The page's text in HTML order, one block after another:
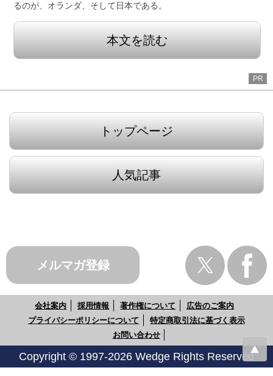
るのが、オランダ、そして日本である。
本文を読む
PR
トップページ
人気記事
メルマガ登録
会社案内 採用情報 著作権について
広告のご案内
プライバシーポリシーについて
特定商取引法に基づく表示
お問い合わせ
Copyright © 1997-2026 Wedge Rights Reserved